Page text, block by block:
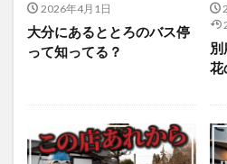
2026年4月1日
大分にあるととろのバス停
って知ってる？
別
花
アフリカンサファリ
アミュ
アレンジレシピ
アートプラ
イルミネーション
グルメ
コストコ コス
コース料理
コーヒー